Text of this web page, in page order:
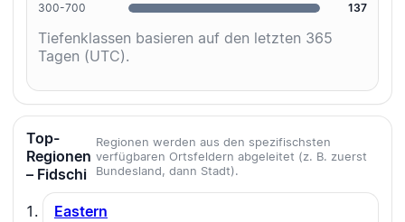
300-700
137
Tiefenklassen basieren auf den letzten 365
Tagen (UTC).
Top-
Regionen
– Fidschi
Regionen werden aus den spezifischsten
verfügbaren Ortsfeldern abgeleitet (z. B. zuerst
Bundesland, dann Stadt).
Eastern